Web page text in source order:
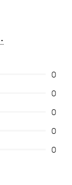
.
0
0
0
0
0